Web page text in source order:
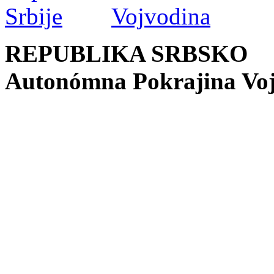
REPUBLIKA SRBSKO
Autonómna Pokrajina